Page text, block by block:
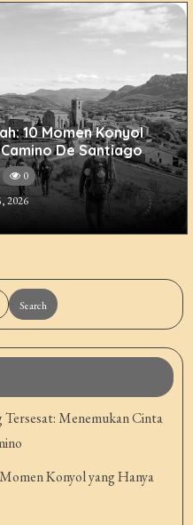
10 Momen Konyol
De Santiago
0
2026
Search
Menemukan Cinta
Konyol yang Hanya